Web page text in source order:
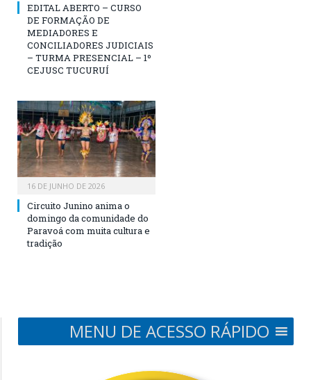
EDITAL ABERTO – CURSO
DE FORMAÇÃO DE
MEDIADORES E
CONCILIADORES JUDICIAIS
– TURMA PRESENCIAL – 1º
CEJUSC TUCURUÍ
16 DE JUNHO DE 2026
Circuito Junino anima o
domingo da comunidade do
Paravoá com muita cultura e
tradição
MENU DE ACESSO RÁPIDO